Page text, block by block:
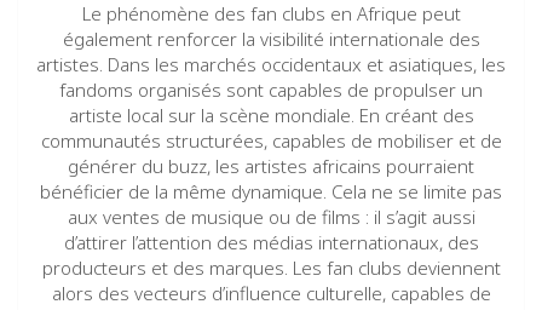
Le phénomène des fan clubs en Afrique peut
également renforcer la visibilité internationale des
artistes. Dans les marchés occidentaux et asiatiques, les
fandoms organisés sont capables de propulser un
artiste local sur la scène mondiale. En créant des
communautés structurées, capables de mobiliser et de
générer du buzz, les artistes africains pourraient
bénéficier de la même dynamique. Cela ne se limite pas
aux ventes de musique ou de films : il s’agit aussi
d’attirer l’attention des médias internationaux, des
producteurs et des marques. Les fan clubs deviennent
alors des vecteurs d’influence culturelle, capables de